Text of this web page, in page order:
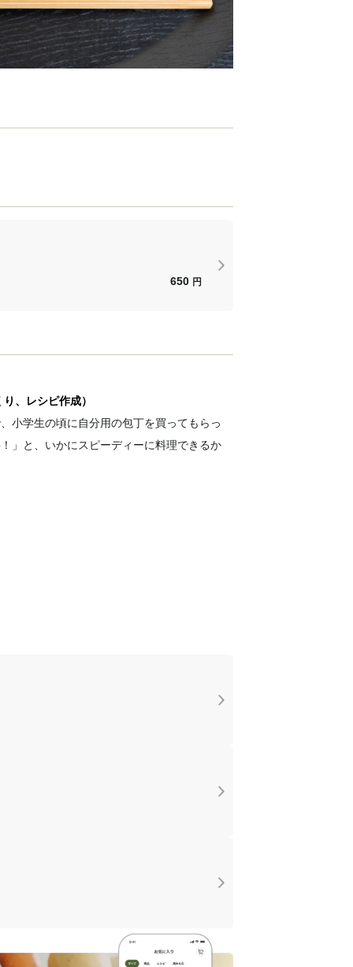
650 円
、レシピ作成）
小学生の頃に自分用の包丁を買ってもらっ
」と、いかにスピーディーに料理できるか